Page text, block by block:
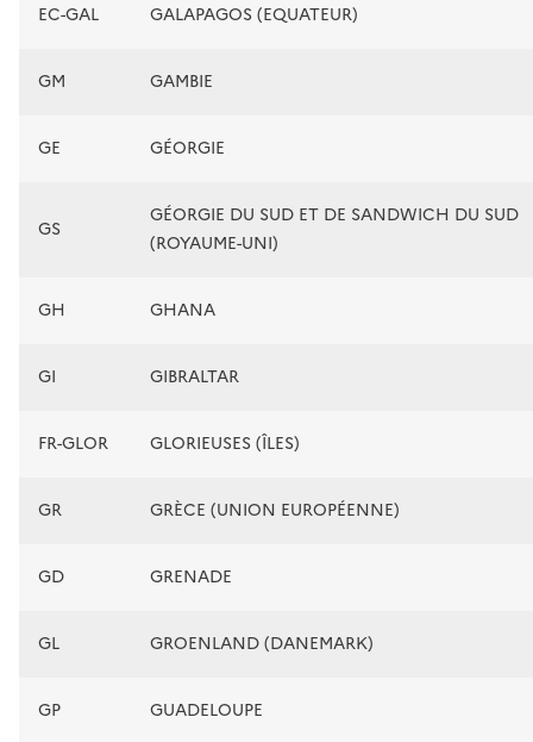
EC-GAL GALAPAGOS (EQUATEUR)
GM GAMBIE
GE GÉORGIE
GS
GÉORGIE DU SUD ET DE SANDWICH DU SUD
(ROYAUME-UNI)
GH GHANA
GI GIBRALTAR
FR-GLOR GLORIEUSES (ÎLES)
GR GRÈCE (UNION EUROPÉENNE)
GD GRENADE
GL GROENLAND (DANEMARK)
GP GUADELOUPE